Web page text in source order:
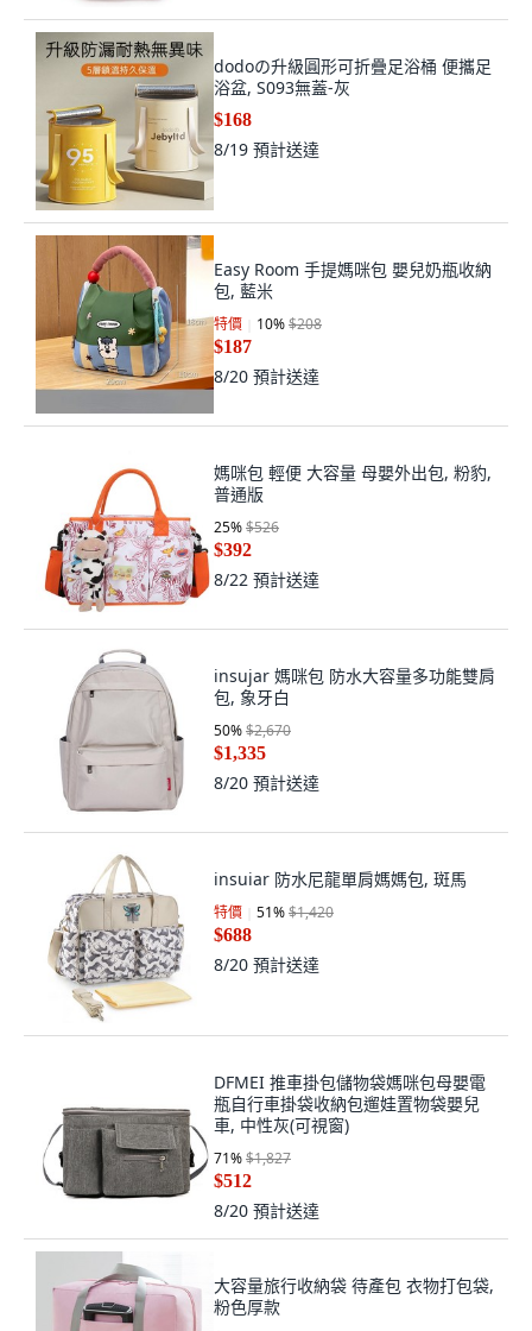
dodoの升級圓形可折疊足浴桶 便攜足
$168
8/19 預計送達
Easy Room 手提媽咪包 嬰兒奶瓶收納
特價 10% $208
$187
8/20 預計送達
媽咪包 輕便 大容量 母嬰外出包, 粉豹,
25%$526
$392
8/22預計送達
insujar 媽咪包 防水大容量多功能雙肩
50%$2,670
$1,335
8/20預計送達
insuiar 防水尼龍單肩媽媽包, 斑馬
$688
8/20 預計送達
DFMEI 推車掛包儲物袋媽咪包母嬰電
車, 中性灰(可視窗)
71% $1,827
$512
8/20預計送達
大容量旅行收納袋 待產包 衣物打包袋,
$206
8/22預計送達